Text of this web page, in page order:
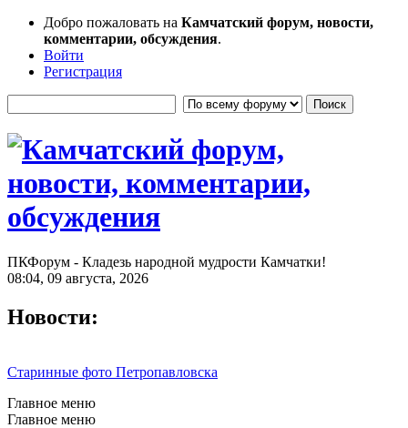
Добро пожаловать на Камчатский форум, новости,
комментарии, обсуждения.
Войти
Регистрация
ПКФорум - Кладезь народной мудрости Камчатки!
08:04, 09 августа, 2026
Новости:
Старинные фото Петропавловска
Главное меню
Главное меню